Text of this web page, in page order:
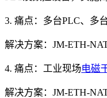
3. 痛点：多台PLC、多
解决方案：JM-ETH-
4. 痛点：工业现场电磁
解决方案：JM-ETH-